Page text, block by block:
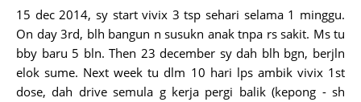
15 dec 2014, sy start vivix 3 tsp sehari selama 1 minggu.
On day 3rd, blh bangun n susukn anak tnpa rs sakit. Ms tu
bby baru 5 bln. Then 23 december sy dah blh bgn, berjln
elok sume. Next week tu dlm 10 hari lps ambik vivix 1st
dose, dah drive semula g kerja pergi balik (kepong - sh